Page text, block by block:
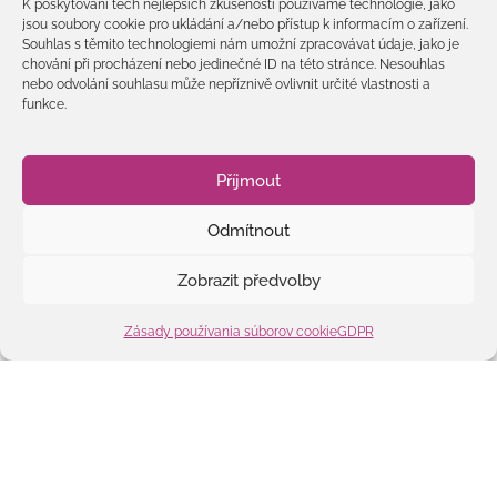
K poskytování těch nejlepších zkušeností používáme technologie, jako
jsou soubory cookie pro ukládání a/nebo přístup k informacím o zařízení.
Souhlas s těmito technologiemi nám umožní zpracovávat údaje, jako je
chování při procházení nebo jedinečné ID na této stránce. Nesouhlas
nebo odvolání souhlasu může nepříznivě ovlivnit určité vlastnosti a
funkce.
Příjmout
Odmítnout
Zobrazit předvolby
Zásady používania súborov cookieGDPR
ŽEgrid: Zaži
mochovskú
štvorku
zobrazit
Kliknutím prijmete súbory cookie